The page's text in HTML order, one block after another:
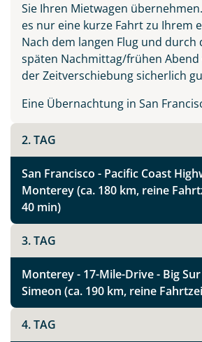
Eine Fahrt entlang der
Pacific Coast Highway No. 1 wird
gehört zweifellos zu den Highlights
schwindelerregender Höhe führt
am Pazifik entlang, mit
malerischen Örtchen entlang der
Vollständig wird eine Reise in den
mit einem Besuch der
unwirklich scheinenden
imposanten Grand Canyon, das
des Südwestens.
Ein nicht weniger beeindruckender
fotogener Park und für viele das
ist der Yosemite Nationalpark. Mit
Felsformationen, tosenden
Wäldern zählt er zu den schönsten
Westen der USA.
Lassen Sie sich ein auf das
Sie Ihren Mietwagen
es nur eine kurze Fahrt zu Ihrem
Nach dem langen Flug und durch
späten Nachmittag/frühen
der Zeitverschiebung sicherlich
Eine Übernachtung in San
2. TAG
San Francisco - Pacific Coast
Monterey (ca. 180 km, reine
40 min)
3. TAG
Monterey - 17-Mile-Drive - Big Sur
Simeon (ca. 190 km, reine
4. TAG